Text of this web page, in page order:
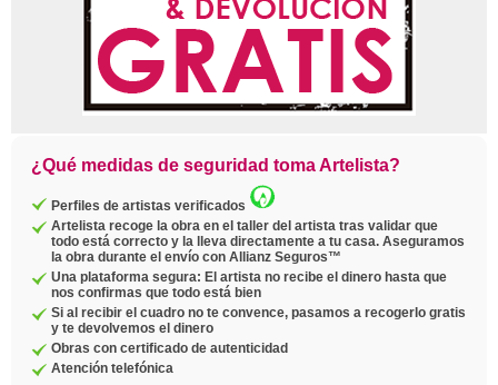
¿Qué medidas de seguridad toma Artelista?
Perfiles de artistas verificados
Artelista recoge la obra en el taller del artista tras validar que
todo está correcto y la lleva directamente a tu casa. Aseguramos
la obra durante el envío con Allianz Seguros™
Una plataforma segura: El artista no recibe el dinero hasta que
nos confirmas que todo está bien
Si al recibir el cuadro no te convence, pasamos a recogerlo gratis
y te devolvemos el dinero
Obras con certificado de autenticidad
Atención telefónica